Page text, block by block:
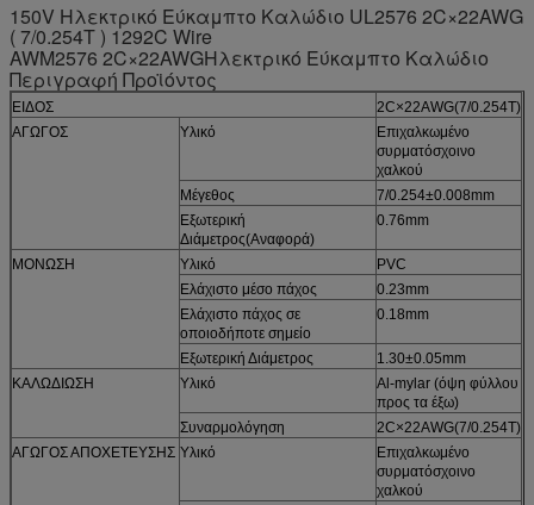
150V Ηλεκτρικό Εύκαμπτο Καλώδιο UL2576 2C×22AWG
( 7/0.254T ) 1292C Wire
AWM2576 2C×22AWGΗλεκτρικό Εύκαμπτο Καλώδιο
Περιγραφή Προϊόντος
ΕΙΔΟΣ
2C×22AWG(7/0.254T)
ΑΓΩΓΟΣ
Υλικό
Επιχαλκωμένο
συρματόσχοινο
χαλκού
Μέγεθος
7/0.254±0.008mm
Εξωτερική
Διάμετρος(Αναφορά)
0.76mm
ΜΟΝΩΣΗ Υλικό
PVC
Ελάχιστο μέσο πάχος
0.23mm
Ελάχιστο πάχος σε
οποιοδήποτε σημείο
0.18mm
Εξωτερική Διάμετρος
1.30±0.05mm
ΚΑΛΩΔΙΩΣΗ
Υλικό
Al-mylar (όψη φύλλου
προς τα έξω)
Συναρμολόγηση
2C×22AWG(7/0.254T)
ΑΓΩΓΟΣ ΑΠΟΧΕΤΕΥΣΗΣ Υλικό
Επιχαλκωμένο
συρματόσχοινο
χαλκού